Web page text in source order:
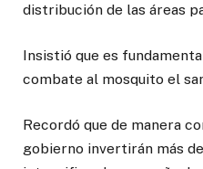
distribución de las áreas
Insistió que es
combate al mosquito el
Recordó que de manera
gobierno invertirán más